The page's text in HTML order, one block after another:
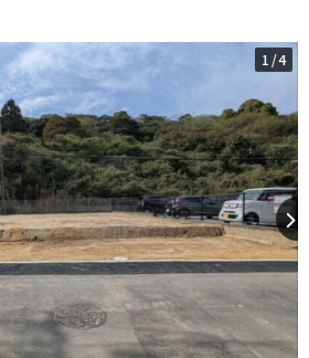
1 /4